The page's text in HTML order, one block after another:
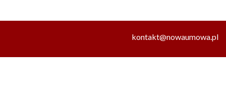
kontakt@nowaumowa.pl